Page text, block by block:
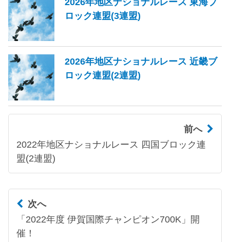
ロック連盟(3連盟)
2026年地区ナショナルレース 近畿ブ
ロック連盟(2連盟)
前へ
2022年地区ナショナルレース 四国ブロック連
盟(2連盟)
次へ
「2022年度 伊賀国際チャンピオン700K」開
催！